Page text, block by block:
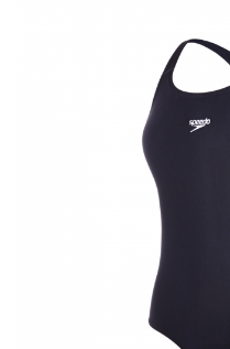
Tricouri, pantaloni, bluze
Costume profesionale inot